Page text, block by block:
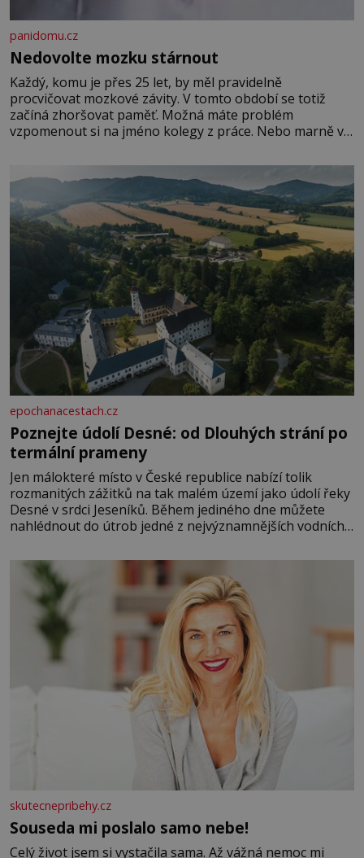
panidomu.cz
Nedovolte mozku stárnout
Každý, komu je přes 25 let, by měl pravidelně
procvičovat mozkové závity. V tomto období se totiž
začíná zhoršovat paměť. Možná máte problém
vzpomenout si na jméno kolegy z práce. Nebo marně v
Je to opravdu tak, s věkem jako kdyby se paměť
rozhodla stávkovat. Cvičte
epochanacestach.cz
Poznejte údolí Desné: od Dlouhých strání po
termální prameny
Jen málokteré místo v České republice nabízí tolik
rozmanitých zážitků na tak malém území jako údolí řeky
Desné v srdci Jeseníků. Během jediného dne můžete
nahlédnout do útrob jedné z nejvýznamnějších vodních
se na koloběžce a den zakončit poznáváním památek ve
Velkých Losinách nebo v termálním
skutecnepribehy.cz
Souseda mi poslalo samo nebe!
Celý život jsem si vystačila sama. Až vážná nemoc mi